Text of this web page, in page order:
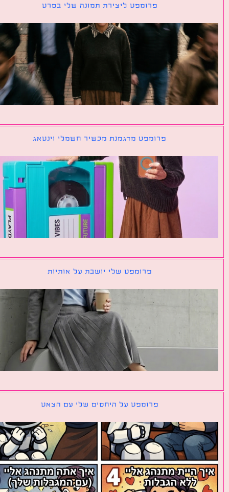
פרומפט ליצירת תמונה שלי בסרט
פרומפט מדגמנת מכשיר חשמלי וינטאג
פרומפט שלי יושבת על אותיות
פרומפט על היחסים שלי עם הצאט